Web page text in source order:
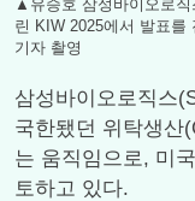
▲유승호 삼성바이오로직
린 KIW 2025에서 발표를
기자 촬영
삼성바이오로직스
국한됐던 위탁생산
는 움직임으로, 미
토하고 있다.